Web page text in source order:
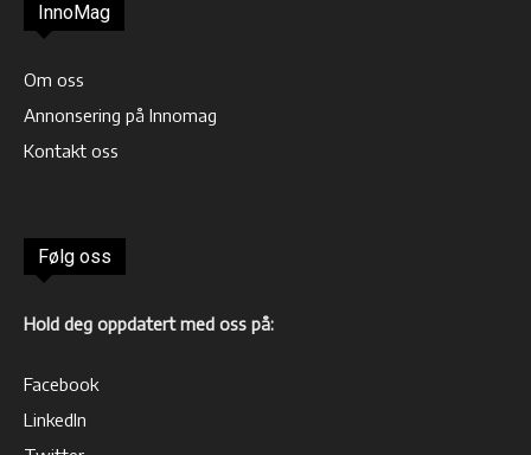
InnoMag
Om oss
Annonsering på Innomag
Kontakt oss
Følg oss
Hold deg oppdatert med oss på:
Facebook
LinkedIn